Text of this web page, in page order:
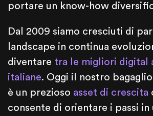
portare un know-how
Dal 2009 siamo cresciuti di
landscape in continua
diventare tra le migliori digital
italiane. Oggi il nostro
è un prezioso asset di crescita
consente di orientare i passi in